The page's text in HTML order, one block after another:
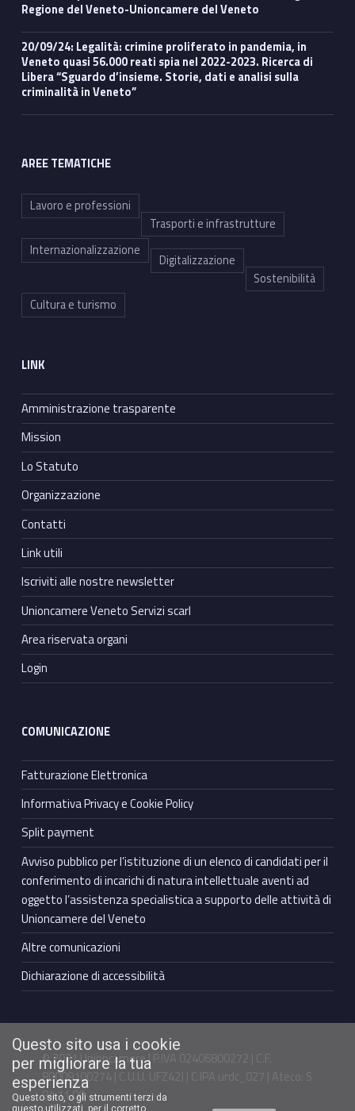
Regione del Veneto-Unioncamere del Veneto
20/09/24: Legalità: crimine proliferato in pandemia, in
Veneto quasi 56.000 reati spia nel 2022-2023. Ricerca di
Libera “Sguardo d’insieme. Storie, dati e analisi sulla
criminalità in Veneto”
AREE TEMATICHE
Lavoro e professioni
Trasporti e infrastrutture
Internazionalizzazione
Digitalizzazione
Sostenibilità
Cultura e turismo
LINK
Amministrazione trasparente
Mission
Lo Statuto
Organizzazione
Contatti
Link utili
Iscriviti alle nostre newsletter
Unioncamere Veneto Servizi scarl
Area riservata organi
Login
COMUNICAZIONE
Fatturazione Elettronica
Informativa Privacy e Cookie Policy
Split payment
Avviso pubblico per l’istituzione di un elenco di candidati per il
conferimento di incarichi di natura intellettuale aventi ad
oggetto l’assistenza specialistica a supporto delle attività di
Unioncamere del Veneto
Altre comunicazioni
Dichiarazione di accessibilità
© 2021 Unioncamere | P.IVA 02406800272 | C.F.
80009100274 | C.U.U. UFZ42J | C.IPA urdc_027 | Ateco: S
94.11.00
Questo sito usa i cookie
per migliorare la tua
esperienza
Questo sito, o gli strumenti terzi da
questo utilizzati, per il corretto